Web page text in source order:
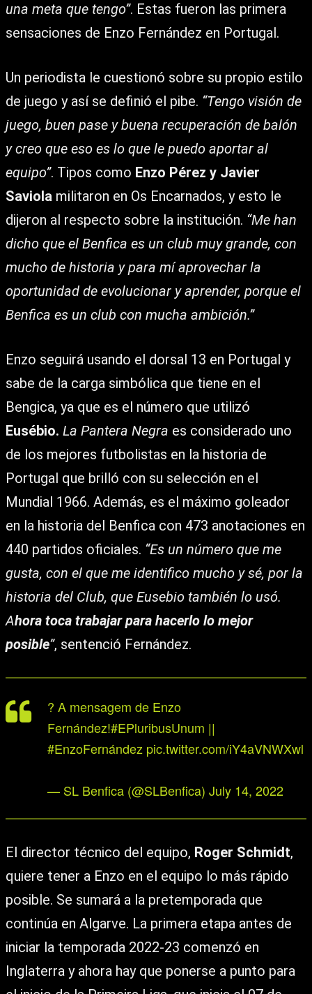
una meta que tengo”. Estas fueron las primera
sensaciones de Enzo Fernández en Portugal.
Un periodista le cuestionó sobre su propio estilo
de juego y así se definió el pibe. “Tengo visión de
juego, buen pase y buena recuperación de balón
y creo que eso es lo que le puedo aportar al
equipo”. Tipos como Enzo Pérez y Javier
Saviola militaron en Os Encarnados, y esto le
dijeron al respecto sobre la institución. “Me han
dicho que el Benfica es un club muy grande, con
mucho de historia y para mí aprovechar la
oportunidad de evolucionar y aprender, porque el
Benfica es un club con mucha ambición.”
Enzo seguirá usando el dorsal 13 en Portugal y
sabe de la carga simbólica que tiene en el
Bengica, ya que es el número que utilizó
Eusébio. La Pantera Negra es considerado uno
de los mejores futbolistas en la historia de
Portugal que brilló con su selección en el
Mundial 1966. Además, es el máximo goleador
en la historia del Benfica con 473 anotaciones en
440 partidos oficiales. “Es un número que me
gusta, con el que me identifico mucho y sé, por la
historia del Club, que Eusebio también lo usó.
Ahora toca trabajar para hacerlo lo mejor
posible”, sentenció Fernández.
? A mensagem de Enzo
Fernández!#EPluribusUnum ||
#EnzoFernández pic.twitter.com/iY4aVNWXwl
— SL Benfica (@SLBenfica) July 14, 2022
El director técnico del equipo, Roger Schmidt,
quiere tener a Enzo en el equipo lo más rápido
posible. Se sumará a la pretemporada que
continúa en Algarve. La primera etapa antes de
iniciar la temporada 2022-23 comenzó en
Inglaterra y ahora hay que ponerse a punto para